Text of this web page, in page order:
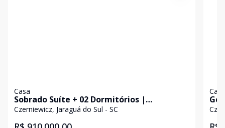
Casa
Sobrado Suíte + 02 Dormitórios |
Czerniewicz
Czerniewicz, Jaraguá do Sul - SC
Casa